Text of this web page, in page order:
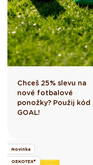
Chceš 25% slevu na
nové fotbalové
ponožky? Použij kód
GOAL!
Novinka
OEKOTEX®